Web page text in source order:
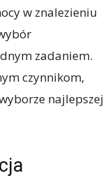
w znalezieniu
zadaniem.
czynnikom,
najlepszej